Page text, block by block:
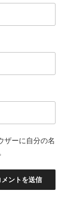
ザーに自分の名